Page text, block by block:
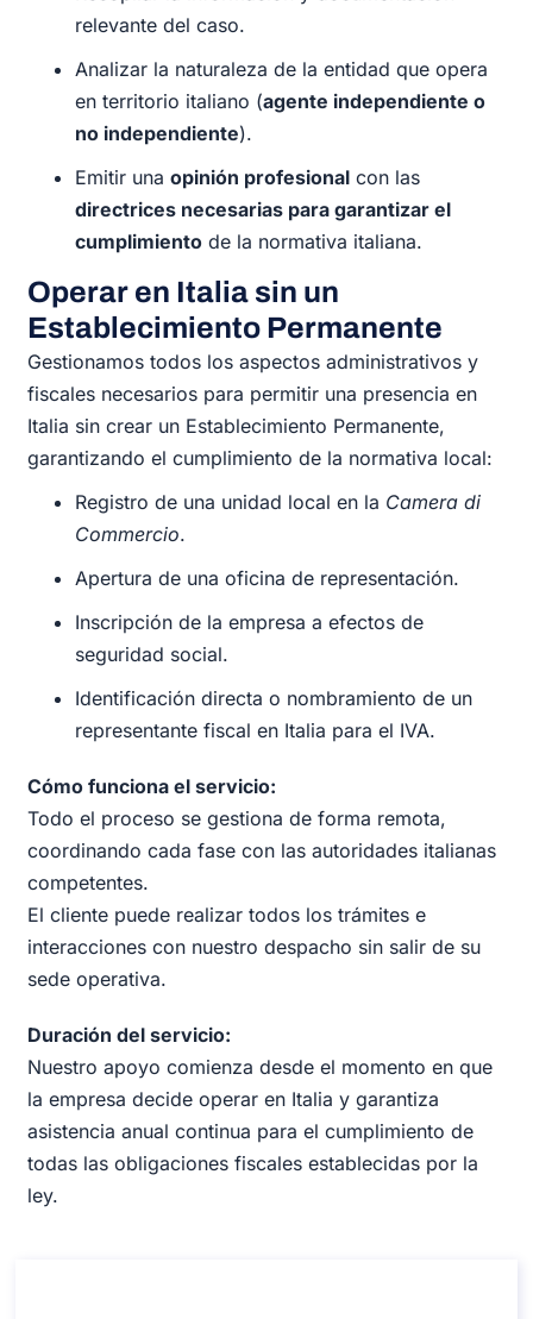
relevante del caso.
Analizar la naturaleza de la entidad que opera
en territorio italiano (agente independiente o
no independiente).
Emitir unaopinión profesional con las
directrices necesarias para garantizar el
cumplimiento de la normativa italiana.
Operar en Italia sin un
Establecimiento Permanente
Gestionamos todos los aspectos administrativos y
fiscales necesarios para permitir una presencia en
Italia sin crear un Establecimiento Permanente,
garantizando el cumplimiento de la normativa local:
Registro de una unidad local en la Camera di
Commercio.
Apertura de una oficina de representación.
Inscripción de la empresa a efectos de
seguridad social.
Identificación directa o nombramiento de un
representante fiscal en Italia para el IVA.
Cómo funciona el servicio:
Todo el proceso se gestiona de forma remota,
coordinando cada fase con las autoridades italianas
competentes.
El cliente puede realizar todos los trámites e
interacciones con nuestro despacho sin salir de su
sede operativa.
Duración del servicio:
Nuestro apoyo comienza desde el momento en que
la empresa decide operar en Italia y garantiza
asistencia anual continua para el cumplimiento de
todas las obligaciones fiscales establecidas por la
ley.